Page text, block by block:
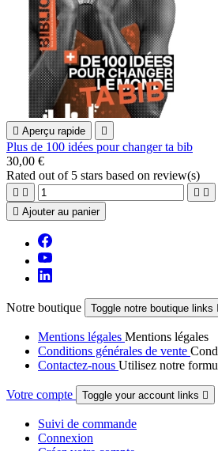
 Aperçu rapide 
Plus de 100 idées pour changer ta bib
30,00 €
Rated out of 5 stars based on review(s)
   
 Ajouter au panier
Notre boutique Toggle notre boutique links
Mentions légales Mentions légales
Conditions générales de vente
Contactez-nous Utilisez notre
Votre compte Toggle your account links 
Suivi de commande
Connexion